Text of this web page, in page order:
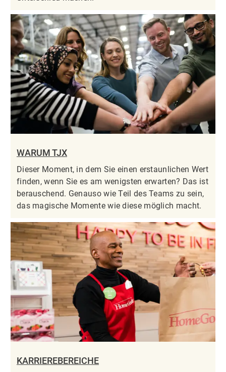
WARUM TJX
Dieser Moment, in dem Sie einen erstaunlichen Wert
finden, wenn Sie es am wenigsten erwarten? Das ist
berauschend. Genauso wie Teil des Teams zu sein,
das magische Momente wie diese möglich macht.
KARRIEREBEREICHE